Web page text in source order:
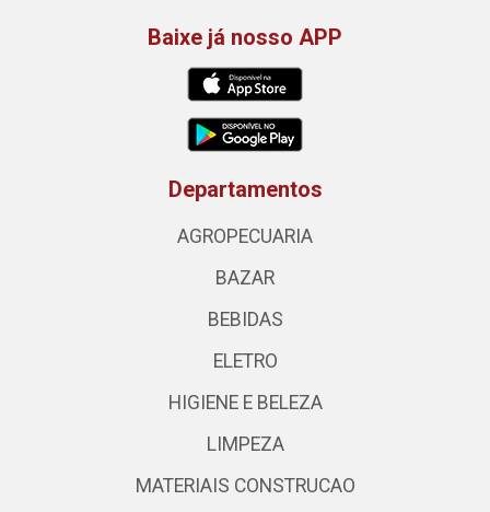
Baixe já nosso APP
Departamentos
AGROPECUARIA
BAZAR
BEBIDAS
ELETRO
HIGIENE E BELEZA
LIMPEZA
MATERIAIS CONSTRUCAO